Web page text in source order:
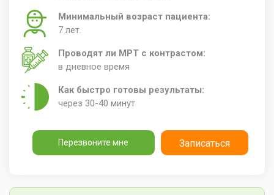
Минимальный возраст пациента:
7 лет.
Проводят ли МРТ с контрастом:
в дневное время
Как быстро готовы результаты:
через 30-40 минут
Перезвоните мне Записаться